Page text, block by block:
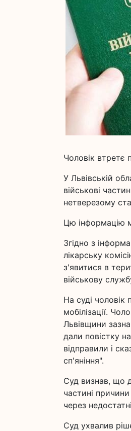
Чоловік втретє
У Львівській
військові
нетверезому
Цю інформацію
Згідно з
лікарську
з'явитися в
військову
На суді
мобілізації.
Львівщини
дали повістку
відправили і
сп'яніння".
Суд визнав, що
частині
через
Суд ухвалив